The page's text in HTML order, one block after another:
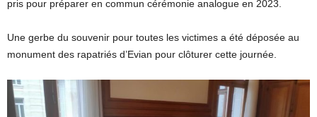
pris pour préparer en commun cérémonie analogue en 2023.
Une gerbe du souvenir pour toutes les victimes a été déposée au
monument des rapatriés d’Evian pour clôturer cette journée.